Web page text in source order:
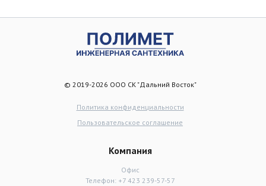
© 2019-2026 ООО СК "Дальний Восток"
Политика конфиденциальности
Пользовательское соглашение
Компания
Офис
Телефон: +7 423 239-57-57